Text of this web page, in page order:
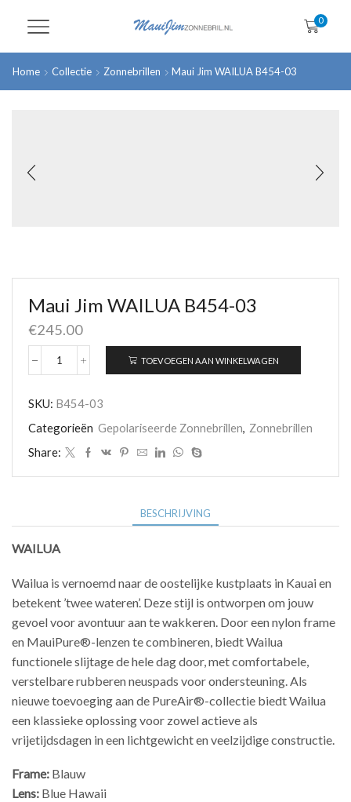
0
Home Collectie Zonnebrillen Maui Jim WAILUA B454-03
Maui Jim WAILUA B454-03
€245.00
Maui
B454-
aantal
TOEVOEGEN AAN WINKELWAGEN
SKU: B454-03
Categorieën Gepolariseerde Zonnebrillen, Zonnebrillen
Share:
BESCHRIJVING
WAILUA
Wailua is vernoemd naar de oostelijke kustplaats in Kauai en
betekent ’twee wateren’. Deze stijl is ontworpen om jouw
gevoel voor avontuur aan te wakkeren. Door een nylon frame
en MauiPure®-lenzen te combineren, biedt Wailua
functionele slijtage de hele dag door, met comfortabele,
verstelbare rubberen neuspads voor ondersteuning. Als
nieuwe toevoeging aan de PureAir®-collectie biedt Wailua
een klassieke oplossing voor zowel actieve als
vrijetijdsdagen in een lichtgewicht en veelzijdige constructie.
Frame: Blauw
Lens: Blue Hawaii